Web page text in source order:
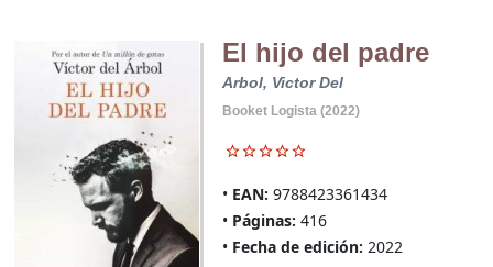
El hijo del padre
Arbol, Victor Del
Booket Logista (2022)
EAN: 9788423361434
Páginas: 416
Fecha de edición: 2022